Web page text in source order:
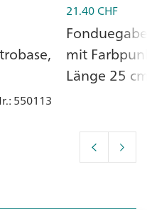
: 550113
21.40CHF
mit
Länge 25